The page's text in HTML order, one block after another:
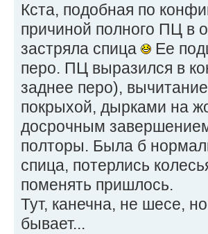
Кста, подобная по
причиной полного ПЦ в
застряла спица
Ее
перо. ПЦ выразился в
заднее перо),
покрыхой, дырками на
досрочным
полторы. Была б
спица, потерлись
поменять пришлось.
Тут, канечна, не шесе,
бывает...